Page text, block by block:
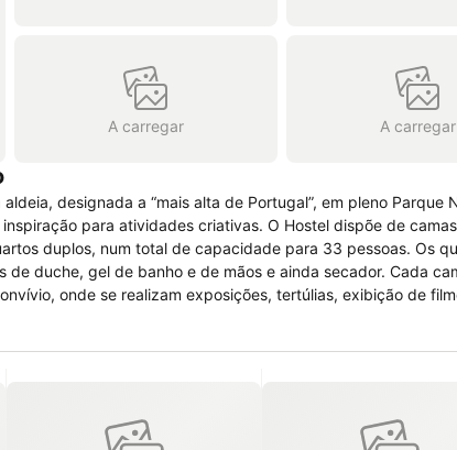
A carregar A carregar
designada a “mais alta de Portugal”, em pleno Parque
O Hostel dispõe de camas em quartos
duplos, num total de capacidade para 33 pessoas. Os
duche, gel de banho e de mãos e ainda secador. Cada
sejam pintura, escrita criativa, composição musical ou